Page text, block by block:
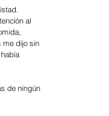
al
me dijo sin
de ningún